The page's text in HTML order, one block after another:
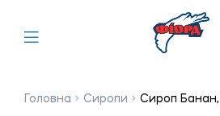
Головна Сиропи Сироп Банан,